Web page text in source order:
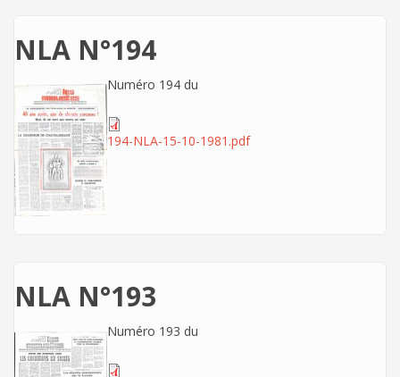
NLA N°194
Numéro 194 du
194-NLA-15-10-1981.pdf
NLA N°193
Numéro 193 du